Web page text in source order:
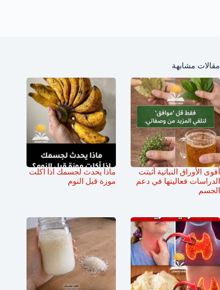
مقالات مشابهة
أقوى الأوراق النباتية أثبتت
الدراسات فعاليتها في دعم
الجسم
ماذا يحدث لجسمك اذا اكلت
موزة قبل النوم